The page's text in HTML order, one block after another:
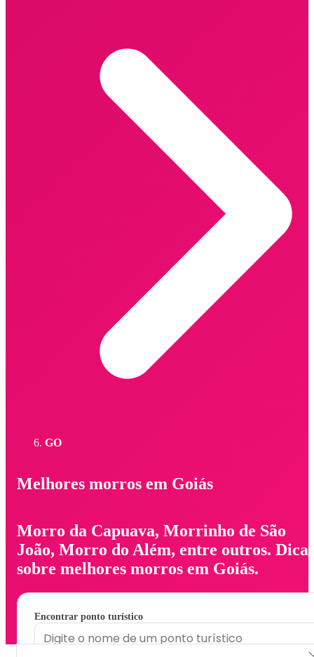
GO
Melhores morros em Goiás
Morro da Capuava, Morrinho de São
João, Morro do Além, entre outros. Dicas
sobre melhores morros em Goiás.
Encontrar ponto turístico